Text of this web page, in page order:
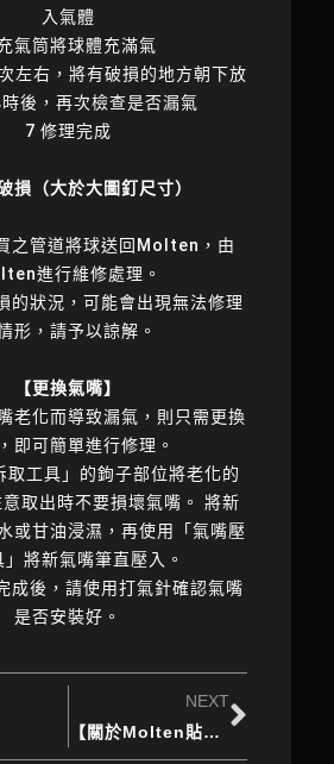
入氣體
氣筒將球體充滿氣
左右，將有破損的地方朝下放
後，再次檢查是否漏氣
7 修理完成
損（大於大圖釘尺寸）
之管道將球送回Molten，由
進行維修處理。
的狀況，可能會出現無法修理
形，請予以諒解。
【更換氣嘴】
老化而導致漏氣，則只需更換
即可簡單進行修理。
取工具」的鉤子部位將老化的
取出時不要損壞氣嘴。 將新
或甘油浸濕，再使用「氣嘴壓
」將新氣嘴筆直壓入。
成後，請使用打氣針確認氣嘴
是否安裝好。
NEXT
【關於Molten貼合球類的那些小事】